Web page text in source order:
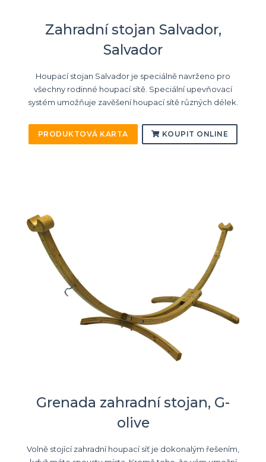
Zahradní stojan Salvador,
Salvador
Houpací stojan Salvador je speciálně navrženo pro
všechny rodinné houpací sítě. Speciální upevňovací
systém umožňuje zavěšení houpací sítě různých délek.
PRODUKTOVÁ KARTA KOUPIT ONLINE
Grenada zahradní stojan, G-
olive
Volně stojící zahradní houpací síť je dokonalým řešením,